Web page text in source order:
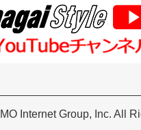
Internet Group, Inc. All